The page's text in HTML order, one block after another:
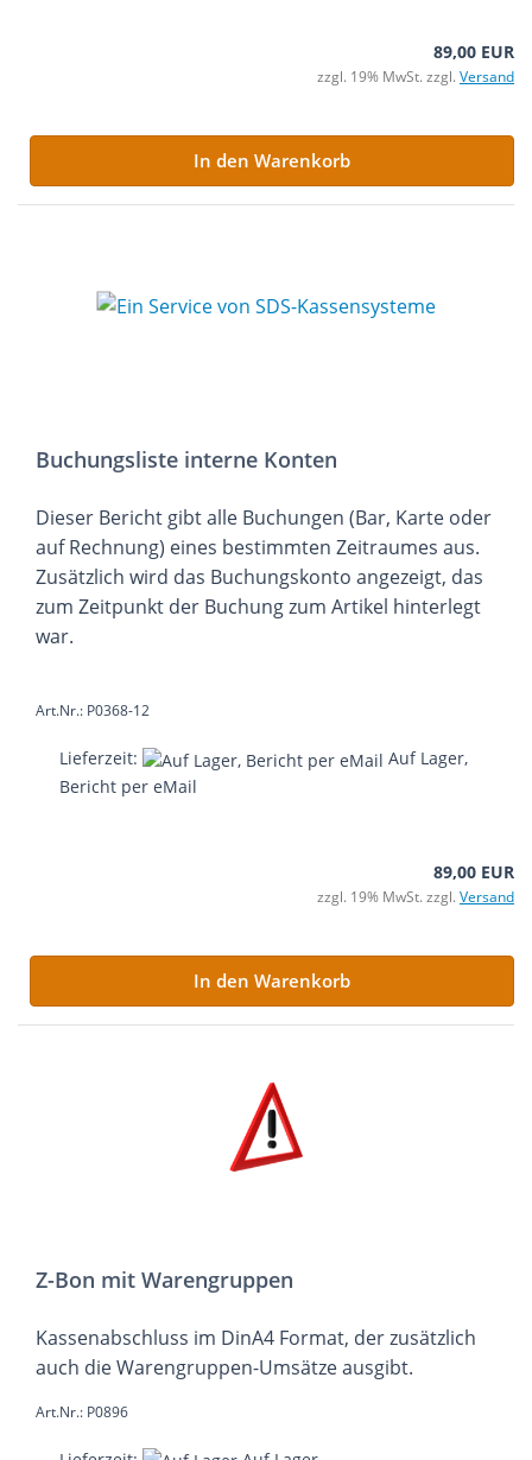
89,00 EUR
zzgl. 19% MwSt. zzgl. Versand
In den Warenkorb
Buchungsliste interne Konten
Dieser Bericht gibt alle Buchungen (Bar, Karte oder
auf Rechnung) eines bestimmten Zeitraumes aus.
Zusätzlich wird das Buchungskonto angezeigt, das
zum Zeitpunkt der Buchung zum Artikel hinterlegt
war.
Art.Nr.: P0368-12
Lieferzeit:
Auf Lager,
Bericht per eMail
89,00 EUR
zzgl. 19% MwSt. zzgl. Versand
In den Warenkorb
Z-Bon mit Warengruppen
Kassenabschluss im DinA4 Format, der zusätzlich
auch die Warengruppen-Umsätze ausgibt.
Art.Nr.: P0896